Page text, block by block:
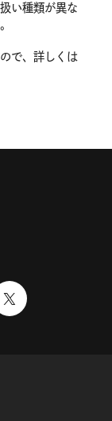
い種類が異な
で、詳しくは